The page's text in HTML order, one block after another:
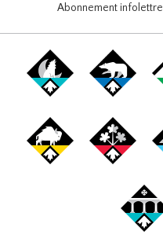
Abonnement infolettre